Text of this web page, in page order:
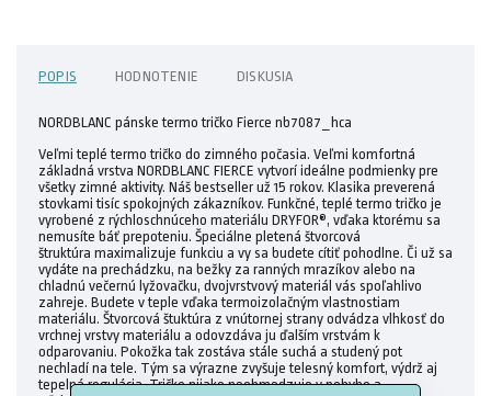
POPIS HODNOTENIE DISKUSIA
NORDBLANC pánske termo tričko Fierce nb7087_hca
Veľmi teplé termo tričko do zimného počasia. Veľmi komfortná
základná vrstva NORDBLANC FIERCE vytvorí ideálne podmienky pre
všetky zimné aktivity. Náš bestseller už 15 rokov. Klasika preverená
stovkami tisíc spokojných zákazníkov. Funkčné, teplé termo tričko je
vyrobené z rýchloschnúceho materiálu DRYFOR®, vďaka ktorému sa
nemusíte báť prepoteniu. Špeciálne pletená štvorcová
štruktúra maximalizuje funkciu a vy sa budete cítiť pohodlne. Či už sa
vydáte na prechádzku, na bežky za ranných mrazíkov alebo na
chladnú večernú lyžovačku, dvojvrstvový materiál vás spoľahlivo
zahreje. Budete v teple vďaka termoizolačným vlastnostiam
materiálu. Štvorcová štuktúra z vnútornej strany odvádza vlhkosť do
vrchnej vrstvy materiálu a odovzdáva ju ďalším vrstvám k
odparovaniu. Pokožka tak zostáva stále suchá a studený pot
nechladí na tele. Tým sa výrazne zvyšuje telesný komfort, výdrž aj
tepelná regulácia. Tričko nijako neobmedzuje v pohybe a